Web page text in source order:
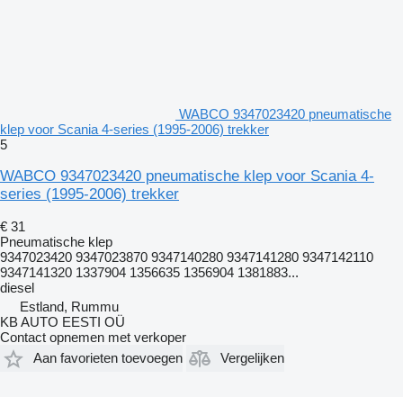
WABCO 9347023420 pneumatische
klep voor Scania 4-series (1995-2006) trekker
5
WABCO 9347023420 pneumatische klep voor Scania 4-
series (1995-2006) trekker
€ 31
Pneumatische klep
9347023420 9347023870 9347140280 9347141280 9347142110
9347141320 1337904 1356635 1356904 1381883...
diesel
Estland, Rummu
KB AUTO EESTI OÜ
Contact opnemen met verkoper
Aan favorieten toevoegen
Vergelijken